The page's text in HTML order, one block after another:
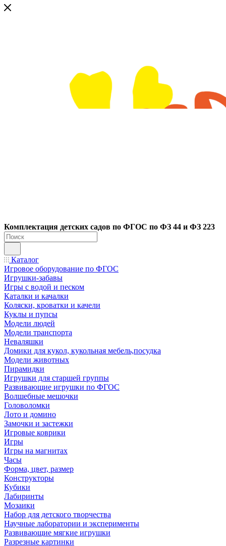
Комплектация детских садов по ФГОC по ФЗ 44 и ФЗ 223
Каталог
Игровое оборудование по ФГОС
Игрушки-забавы
Игры с водой и песком
Каталки и качалки
Коляски, кроватки и качели
Куклы и пупсы
Модели людей
Модели транспорта
Неваляшки
Домики для кукол, кукольная мебель,посудка
Модели животных
Пирамидки
Игрушки для старшей группы
Развивающие игрушки по ФГОС
Волшебные мешочки
Головоломки
Лото и домино
Замочки и застежки
Игровые коврики
Игры
Игры на магнитах
Часы
Форма, цвет, размер
Конструкторы
Кубики
Лабиринты
Мозаики
Набор для детского творчества
Научные лаборатории и эксперименты
Развивающие мягкие игрушки
Разрезные картинки